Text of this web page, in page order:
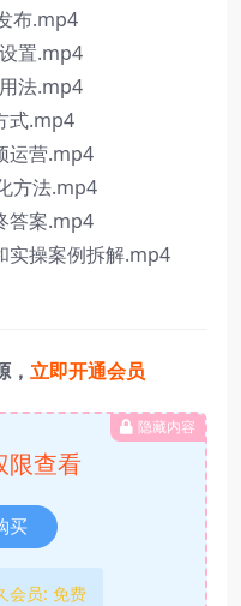
布.mp4
置.mp4
法.mp4
式.mp4
运营.mp4
方法.mp4
答案.mp4
实操案例拆解.mp4
立即开通会员
隐藏内容
限查看
买
会员: 免费